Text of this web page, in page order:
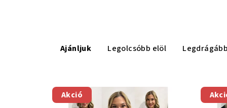
e
m
Ajánljuk Legolcsóbb elöl Legdrágább
TAkció